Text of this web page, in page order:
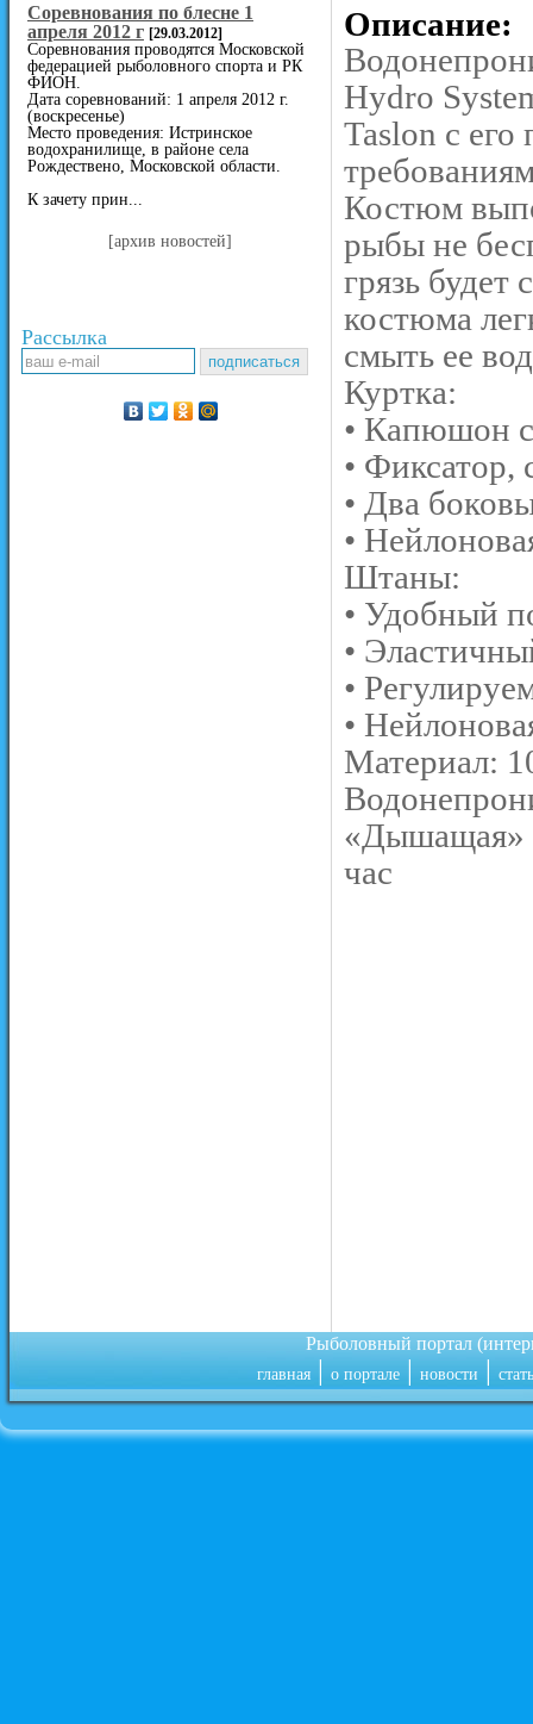
Cоревнования по блесне 1
апреля 2012 г [29.03.2012]
Соревнования проводятся Московской
федерацией рыболовного спорта и РК
ФИОН.
Дата соревнований: 1 апреля 2012 г.
(воскресенье)
Место проведения: Истринское
водохранилище, в районе села
Рождествено, Московской области.
К зачету прин...
[архив новостей]
Рассылка
Описание:
Hydro
Taslon с
Костюм
рыбы не
грязь
костюма
смыть ее
Куртка:
• Капюшон
• Фиксатор,
• Два
•
Штаны:
• Удобный
•
•
•
Материал:
«Дышащая»
час
Рыболовный портал
главная|о портале|новости|